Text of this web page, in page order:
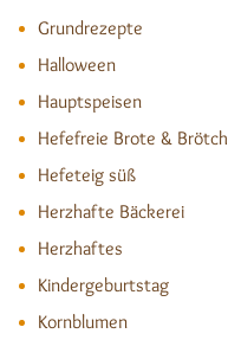
Grundrezepte
Halloween
Hauptspeisen
Hefefreie Brote &
Hefeteig süß
Herzhafte Bäckerei
Herzhaftes
Kindergeburtstag
Kornblumen